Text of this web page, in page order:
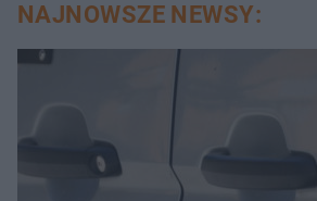
NAJNOWSZE NEWSY: